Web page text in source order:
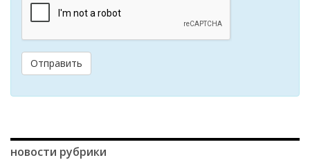
Отправить
новости рубрики